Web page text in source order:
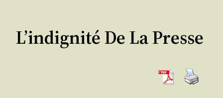
L’indignité De La Presse